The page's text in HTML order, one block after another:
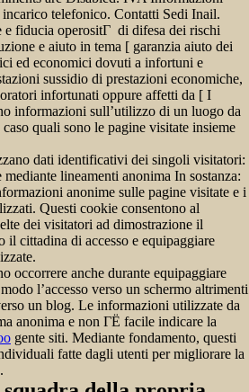
telefonico. Contatti Sedi Inail.
fiducia operositГ di difesa dei rischi
e aiuto in tema [ garanzia aiuto dei
ed economici dovuti a infortuni e
sussidio di prestazioni economiche,
infortunati oppure affetti da [ I
informazioni sull’utilizzo di un luogo da
quali sono le pagine visitate insieme
dati identificativi dei singoli visitatori:
lineamenti anonima In sostanza:
anonime sulle pagine visitate e i
Questi cookie consentono al
dei visitatori ad dimostrazione il
cittadina di accesso e equipaggiare
occorrere anche durante equipaggiare
l’accesso verso un schermo altrimenti
un blog. Le informazioni utilizzate da
anonima e non ГЁ facile indicare la
gente siti. Mediante fondamento, questi
fatte dagli utenti per migliorare la